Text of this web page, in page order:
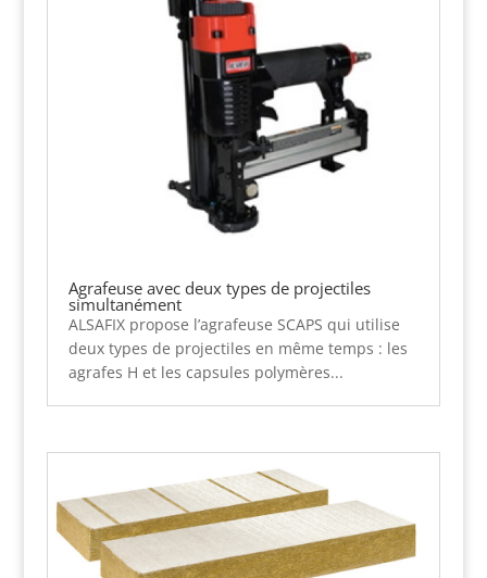
Agrafeuse avec deux types de projectiles
simultanément
ALSAFIX propose l’agrafeuse SCAPS qui utilise
deux types de projectiles en même temps : les
agrafes H et les capsules polymères...